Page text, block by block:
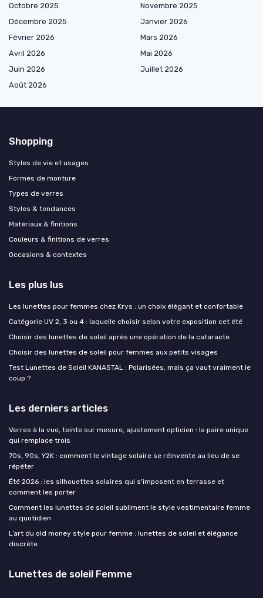
Octobre 2025
Novembre 2025
Décembre 2025
Janvier 2026
Février 2026
Mars 2026
Avril 2026
Mai 2026
Juin 2026
Juillet 2026
Août 2026
Shopping
Styles de vie et usages
Formes de monture
Types de verres
Styles & tendances
Matériaux & finitions
Couleurs & finitions de verres
Occasions & contextes
Les plus lus
Les lunettes pour femmes chez Krys : un choix élégant et confortable
Catégorie UV 2, 3 ou 4 : laquelle choisir selon votre exposition cet été
Choisir des lunettes de soleil après une opération de la cataracte
Choisir des lunettes de soleil pour femmes aux petits visages
Test Lunettes de Soleil KANASTAL : Polarisées, mais ça vaut vraiment le
coup ?
Les derniers articles
Verres à la vue, teinte sur mesure, ajustement opticien : la paire unique
qui remplace trois
70s, 90s, Y2K : comment le vintage solaire se réinvente au lieu de se
répéter
Été 2026 : les silhouettes solaires qui s'imposent en terrasse et
comment les porter
Comment les lunettes de soleil subliment le style vestimentaire femme
au quotidien
L’art du old money style pour femme : lunettes de soleil et élégance
discrète
Lunettes de soleil Femme